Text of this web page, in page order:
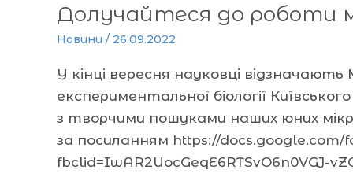
Долучайтеся до роботи
Новини / 26.09.2022
У кінці вересня науковці відзначають
експериментальної біології
з творчими пошуками наших юних
за посиланням https://docs.google.com/
fbclid=IwAR2UocGeqE6RTSvO6n0VGJ-